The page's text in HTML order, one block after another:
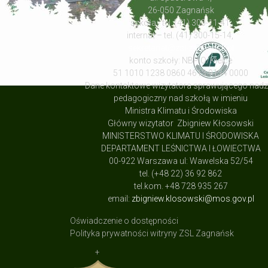
26-050 Zagnańsk
szkoła - tel. (41) 300-11-41,
internat – tel. (41) 300-15-14,
sekretariat@zsl-zagnansk.pl
konto szkoły: NBP O/Kielce
51 1010 1238 0860 4613 9134 0000
Dane kontaktowe wizytatora sprawującego
pedagogiczny nad szkołą w imieniu
Ministra Klimatu i Środowiska
Główny wizytator Zbigniew Kłosowski
MINISTERSTWO KLIMATU I ŚRODOWISKA
DEPARTAMENT LEŚNICTWA I ŁOWIECTWA
00-922 Warszawa ul: Wawelska 52/54
tel. (+48 22) 36 92 862
tel.kom. +48 728 935 267
email: zbigniew.klosowski@mos.gov.pl
Oświadczenie o dostępności
Polityka prywatności witryny ZSL Zagnańsk
+